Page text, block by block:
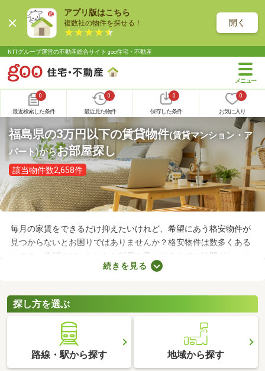
アプリ版はこちら
複数社の物件を探せる！ 開く
NTTグループ運営の不動産総合サイト goo住宅・不動産
0
最近検索した条件
0
最近見た物件
0
保存した条件
0
お気に入り
福島県の3万円以下の賃貸物件(賃貸マンション・ア
パート)からお部屋探し
該当物件数2,658件
毎月の家賃をできるだけ抑えたいけれど、希望にあう格安物件が
見つからないとお困りではありませんか？格安物件は数多くある
ものの、希望にぴったりなお部屋を見つけるまでに時間がかかり
ます。ここでは、費用重視の方におすすめの家賃3万円以下の物
るお部屋を探してみましょう。
続きを見る
探し方を選ぶ
路線・駅から探す 地域から探す